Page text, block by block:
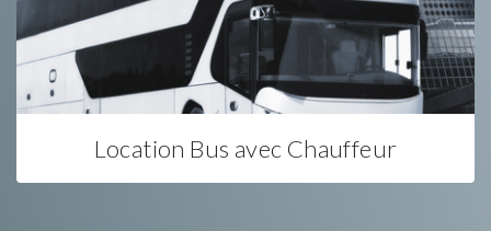
Location Bus avec Chauffeur